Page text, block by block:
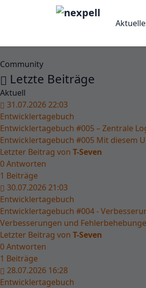
Community
Letzte Beiträge
Aktuell
31.07.2026 22:03
Entwicklertagebuch
Entwicklertagebuch #005 – Zentrale
Entwicklertagebuch #005 Mit diesem
Letzter Beitrag von T-Seven
0Antworten
1 Beiträge
30.07.2026 21:03
Entwicklertagebuch
Entwicklertagebuch #004 -
Verbesserungen und
Letzter Beitrag von T-Seven
0Antworten
1 Beiträge
28.07.2026 16:28
Entwicklertagebuch